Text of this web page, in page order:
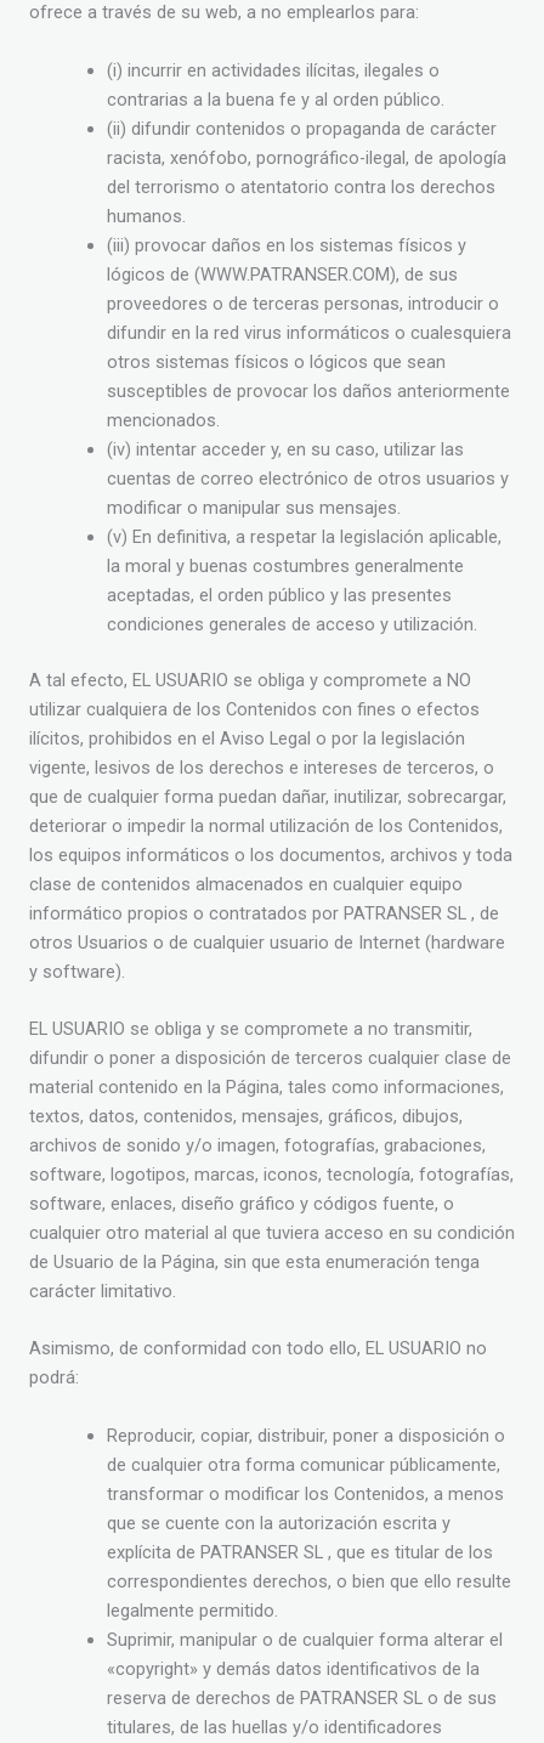
ofrece a través de su web, a no emplearlos para:
(i) incurrir en actividades ilícitas, ilegales o
contrarias a la buena fe y al orden público.
(ii) difundir contenidos o propaganda de carácter
racista, xenófobo, pornográfico-ilegal, de apología
del terrorismo o atentatorio contra los derechos
humanos.
(iii) provocar daños en los sistemas físicos y
lógicos de (WWW.PATRANSER.COM), de sus
proveedores o de terceras personas, introducir o
difundir en la red virus informáticos o cualesquiera
otros sistemas físicos o lógicos que sean
susceptibles de provocar los daños anteriormente
mencionados.
(iv) intentar acceder y, en su caso, utilizar las
cuentas de correo electrónico de otros usuarios y
modificar o manipular sus mensajes.
(v) En definitiva, a respetar la legislación aplicable,
la moral y buenas costumbres generalmente
aceptadas, el orden público y las presentes
condiciones generales de acceso y utilización.
A tal efecto, EL USUARIO se obliga y compromete a NO
utilizar cualquiera de los Contenidos con fines o efectos
ilícitos, prohibidos en el Aviso Legal o por la legislación
vigente, lesivos de los derechos e intereses de terceros, o
que de cualquier forma puedan dañar, inutilizar, sobrecargar,
deteriorar o impedir la normal utilización de los Contenidos,
los equipos informáticos o los documentos, archivos y toda
clase de contenidos almacenados en cualquier equipo
informático propios o contratados por PATRANSER SL , de
otros Usuarios o de cualquier usuario de Internet (hardware
y software).
EL USUARIO se obliga y se compromete a no transmitir,
difundir o poner a disposición de terceros cualquier clase de
material contenido en la Página, tales como informaciones,
textos, datos, contenidos, mensajes, gráficos, dibujos,
archivos de sonido y/o imagen, fotografías, grabaciones,
software, logotipos, marcas, iconos, tecnología, fotografías,
software, enlaces, diseño gráfico y códigos fuente, o
cualquier otro material al que tuviera acceso en su condición
de Usuario de la Página, sin que esta enumeración tenga
carácter limitativo.
Asimismo, de conformidad con todo ello, EL USUARIO no
podrá:
Reproducir, copiar, distribuir, poner a disposición o
de cualquier otra forma comunicar públicamente,
transformar o modificar los Contenidos, a menos
que se cuente con la autorización escrita y
explícita de PATRANSER SL , que es titular de los
correspondientes derechos, o bien que ello resulte
legalmente permitido.
Suprimir, manipular o de cualquier forma alterar el
«copyright» y demás datos identificativos de la
reserva de derechos de PATRANSER SL o de sus
titulares, de las huellas y/o identificadores